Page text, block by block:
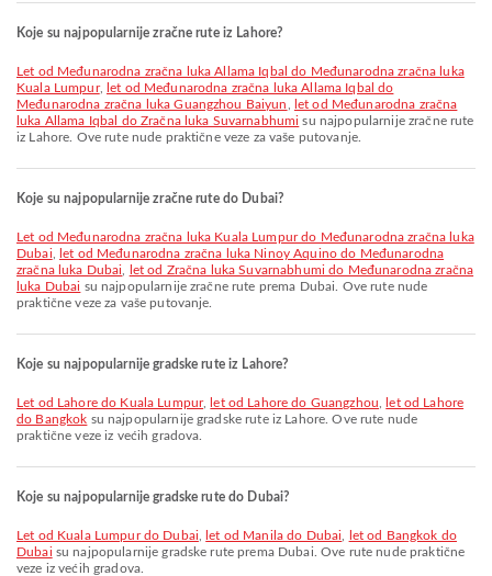
Koje su najpopularnije zračne rute iz Lahore?
let od Međunarodna zračna luka Allama Iqbal do Međunarodna zračna luka
Kuala Lumpur,
let od Međunarodna zračna luka Allama Iqbal do
Međunarodna zračna luka Guangzhou Baiyun
let od Međunarodna zračna
luka Allama Iqbal do Zračna luka Suvarnabhumi su najpopularnije zračne rute
iz Lahore. Ove rute nude praktične veze za vaše putovanje.
Koje su najpopularnije zračne rute do Dubai?
let od Međunarodna zračna luka Kuala Lumpur do Međunarodna zračna luka
Dubai
let od Međunarodna zračna luka Ninoy Aquino do Međunarodna
zračna luka Dubai
let od Zračna luka Suvarnabhumi do Međunarodna zračna
luka Dubai su najpopularnije zračne rute prema Dubai. Ove rute nude
praktične veze za vaše putovanje.
Koje su najpopularnije gradske rute iz Lahore?
let od Lahore do Kuala Lumpur, let od Lahore do Guangzhou
let od Lahore
do Bangkok su najpopularnije gradske rute iz Lahore. Ove rute nude
praktične veze iz većih gradova.
Koje su najpopularnije gradske rute do Dubai?
let od Kuala Lumpur do Dubai let od Manila do Dubai
let od Bangkok do
Dubai su najpopularnije gradske rute prema Dubai. Ove rute nude praktične
veze iz većih gradova.